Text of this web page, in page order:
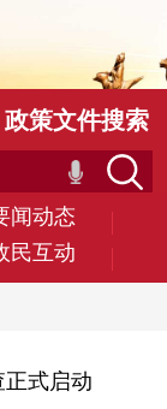
闻动态
民互动
政策文件搜索
正式启动